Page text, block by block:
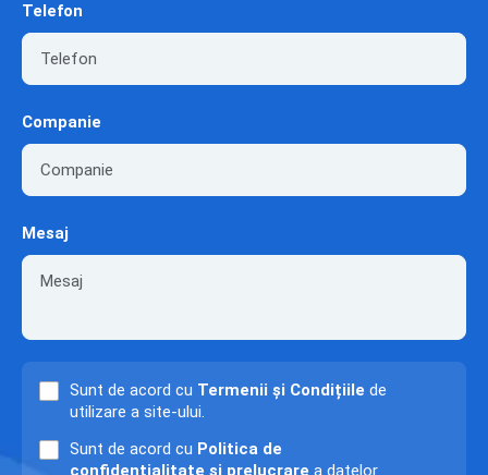
Telefon
Companie
Mesaj
Sunt de acord cu Termenii și Condițiile de
utilizare a site-ului.
Sunt de acord cu Politica de
confidențialitate și prelucrare a datelor